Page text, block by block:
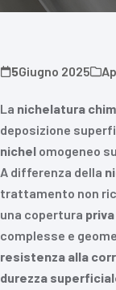
5Giugno 2025
La nichelatura
deposizione
nichel omogeneo
A differenza della
trattamento non
una copertura
complesse e
resistenza alla
durezza